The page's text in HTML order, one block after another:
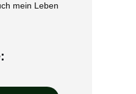
mein Leben